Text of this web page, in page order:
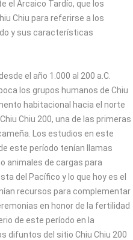
el Arcaico Tardío, que los
Chiu para referirse a los
y sus características
el año 1.000 al 200 a.C.
los grupos humanos de Chiu
habitacional hacia el norte
Chiu 200, una de las primeras
Los estudios en este
este período tenían llamas
animales de cargas para
del Pacífico y lo que hoy es el
recursos para complementar
en honor de la fertilidad
de este período en la
difuntos del sitio Chiu Chiu 200